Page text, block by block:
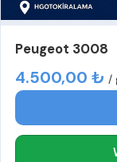
Peugeot 3008
4.500,00 ₺ /